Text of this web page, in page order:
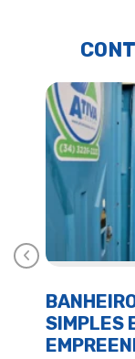
SIMPLES
Anterior